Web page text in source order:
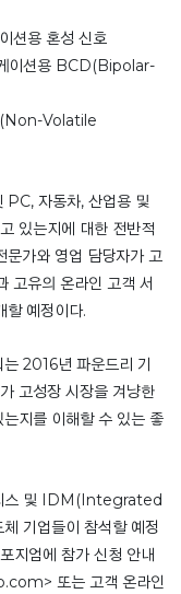
션용 혼성 신호
이션용 BCD(Bipolar-
(Non-Volatile
PC, 자동차, 산업용 및
있는지에 대한 전반적
문가와 영업 담당자가 고
고유의 온라인 고객 서
할 예정이다.
2016년 파운드리 기
고성장 시장을 겨냥한
지를 이해할 수 있는 좋
스 및 IDM(Integrated
기업들이 참석할 예정
지엄에 참가 신청 안내
또는 고객 온라인